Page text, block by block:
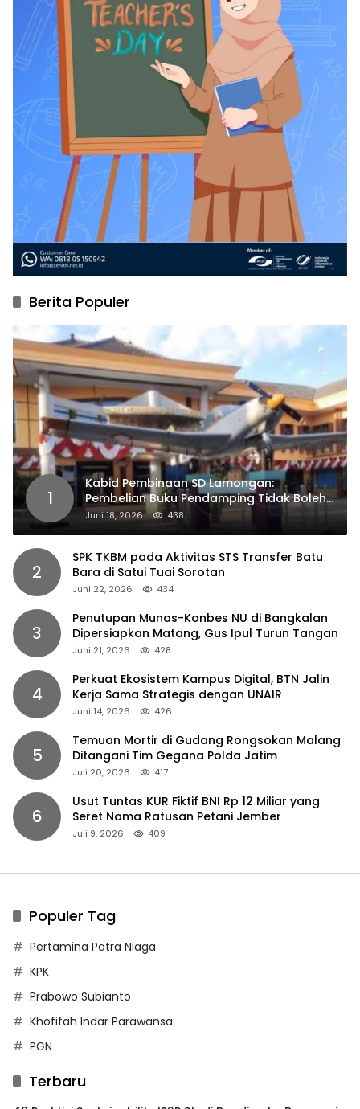
Berita Populer
1
Kabid Pembinaan SD Lamongan:
Pembelian Buku Pendamping Tidak Boleh
Dipaksakan
Juni 18, 2026 438
2
SPK TKBM pada Aktivitas STS Transfer Batu
Bara di Satui Tuai Sorotan
Juni 22, 2026 434
3
Penutupan Munas-Konbes NU di Bangkalan
Dipersiapkan Matang, Gus Ipul Turun Tangan
Juni 21, 2026 428
4
Perkuat Ekosistem Kampus Digital, BTN Jalin
Kerja Sama Strategis dengan UNAIR
Juni 14, 2026 426
5
Temuan Mortir di Gudang Rongsokan Malang
Ditangani Tim Gegana Polda Jatim
Juli 20, 2026 417
6
Usut Tuntas KUR Fiktif BNI Rp 12 Miliar yang
Seret Nama Ratusan Petani Jember
Juli 9, 2026 409
Populer Tag
Pertamina Patra Niaga
KPK
Prabowo Subianto
Khofifah Indar Parawansa
PGN
Terbaru